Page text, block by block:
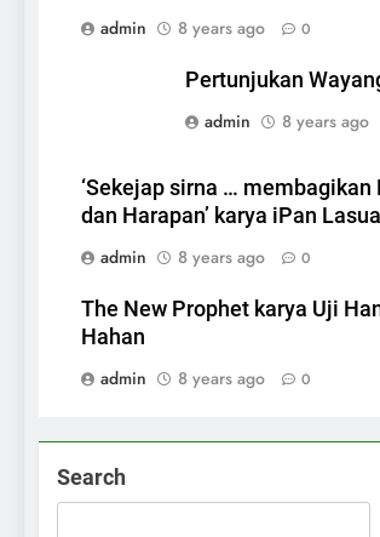
admin
8 years ago 0
Pertunjukan
admin
8 years ago
‘Sekejap sirna … membagikan
dan Harapan’ karya iPan
admin
8 years ago 0
The New Prophet karya Uji
Hahan
admin
8 years ago 0
Search